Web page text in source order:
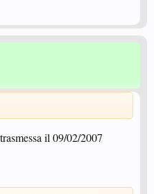
il 09/02/2007